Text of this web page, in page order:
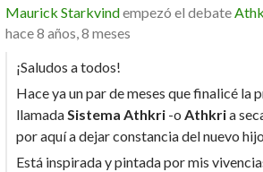
Maurick Starkvindempezó el debate
hace 8 años, 8 meses
¡Saludos a todos!
Hace ya un par de meses que finalicé la
llamadaSistema Athkri-o Athkria
por aquí a dejar constancia del nuevo
Está inspirada y pintada por mis